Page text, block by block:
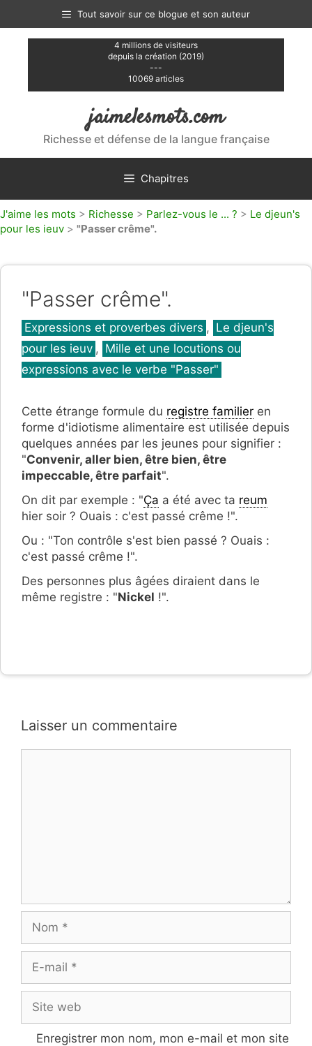
contenu
Tout savoir sur ce blogue et son auteur
4 millions de visiteurs
depuis la création (2019)
---
10069 articles
jaimelesmots.com
Richesse et défense de la langue française
Chapitres
J'aime les mots > Richesse > Parlez-vous le ... ? > Le djeun's
pour les ieuv > "Passer crême".
"Passer crême".
Catégories
Expressions et proverbes divers , Le djeun's
pour les ieuv , Mille et une locutions ou
expressions avec le verbe "Passer"
Cette étrange formule du registre familier en
forme d'idiotisme alimentaire est utilisée depuis
quelques années par les jeunes pour signifier :
"Convenir, aller bien, être bien, être
impeccable, être parfait".
On dit par exemple : "Ça a été avec ta reum
hier soir ? Ouais : c'est passé crême !".
Ou : "Ton contrôle s'est bien passé ? Ouais :
c'est passé crême !".
Des personnes plus âgées diraient dans le
même registre : "Nickel !".
Laisser un commentaire
mail
web
Enregistrer mon nom, mon e-mail et mon site